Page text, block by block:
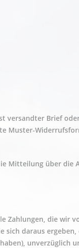
versandter Brief
Muster-
Mitteilung über die
Zahlungen, die wir
daraus
unverzüglich